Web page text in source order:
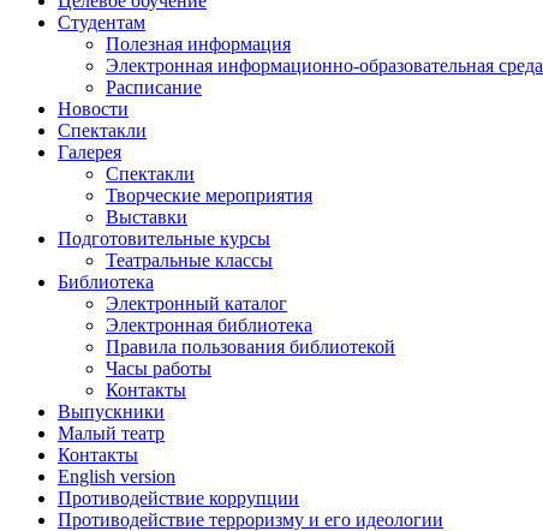
Студентам
Полезная информация
Электронная информационно-образовательная среда
Расписание
Новости
Спектакли
Галерея
Спектакли
Творческие мероприятия
Выставки
Подготовительные курсы
Театральные классы
Библиотека
Электронный каталог
Электронная библиотека
Правила пользования библиотекой
Часы работы
Контакты
Выпускники
Малый театр
Контакты
English version
Противодействие коррупции
Противодействие терроризму и его идеологии